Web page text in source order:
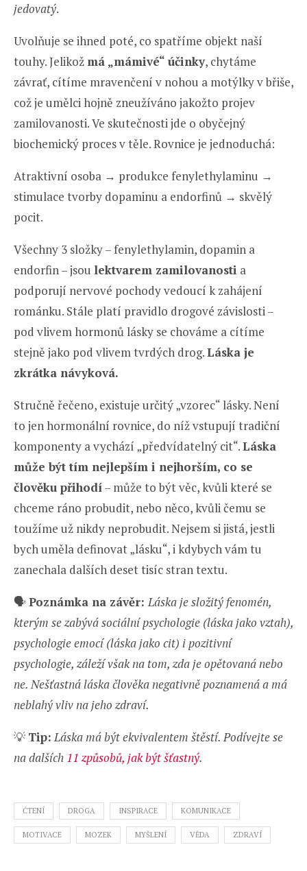
jedovatý.
Uvolňuje se ihned poté, co spatříme objekt naší
touhy. Jelikož má „mámivé“ účinky, chytáme
závrať, cítíme mravenčení v nohou a motýlky v břiše,
což je umělci hojně zneužíváno jakožto projev
zamilovanosti. Ve skutečnosti jde o obyčejný
biochemický proces v těle. Rovnice je jednoduchá:
Atraktivní osoba → produkce fenylethylaminu →
stimulace tvorby dopaminu a endorfinů → skvělý
pocit.
Všechny 3 složky – fenylethylamin, dopamin a
endorfin – jsou lektvarem zamilovanosti a
podporují nervové pochody vedoucí k zahájení
románku. Stále platí pravidlo drogové závislosti –
pod vlivem hormonů lásky se chováme a cítíme
stejně jako pod vlivem tvrdých drog.Láska je
zkrátka návyková.
Stručně řečeno, existuje určitý „vzorec“ lásky. Není
to jen hormonální rovnice, do níž vstupují tradiční
komponenty a vychází „předvídatelný cit“.Láska
může být tím nejlepším i nejhorším, co se
člověku přihodí– může to být věc, kvůli které se
chceme ráno probudit, nebo něco, kvůli čemu se
toužíme už nikdy neprobudit. Nejsem si jistá, jestli
bych uměla definovat „lásku“, i kdybych vám tu
zanechala dalších deset tisíc stran textu.
🗣️Poznámka na závěr:Láska je složitý fenomén,
kterým se zabývá sociální psychologie (láska jako vztah),
psychologie emocí (láska jako cit) i pozitivní
psychologie, záleží však na tom, zda je opětovaná nebo
ne. Nešťastná láska člověka negativně poznamená a má
neblahý vliv na jeho zdraví.
💡 Tip: Láska má být ekvivalentem štěstí. Podívejte se
na dalších 11 způsobů, jak být šťastný.
ČTENÍ DROGA INSPIRACE KOMUNIKACE
MOTIVACE MOZEK MYŠLENÍ VĚDA ZDRAVÍ